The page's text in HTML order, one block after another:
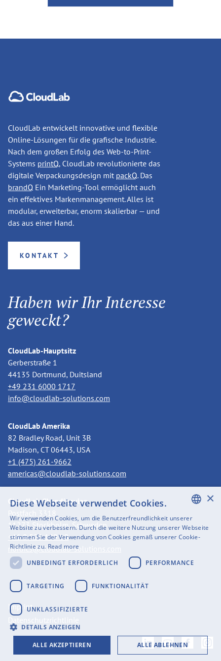
CloudLab entwickelt innovative und flexible
Online-Lösungen für die grafische Industrie.
Nach dem großen Erfolg des Web-to-Print-
Systems printQ, CloudLab revolutionierte das
digitale Verpackungsdesign mit packQ. Das
brandQ Ein Marketing-Tool ermöglicht auch
ein effektives Markenmanagement. Alles ist
modular, erweiterbar, enorm skalierbar — und
das aus einer Hand.
KONTAKT
Haben wir Ihr Interesse
geweckt?
CloudLab-Hauptsitz
Gerberstraße 1
44135 Dortmund, Duitsland
+49 231 6000 1717
info@cloudlab-solutions.com
CloudLab Amerika
82 Bradley Road, Unit 3B
Madison, CT 06443, USA
+1 (475) 261-9662
americas@cloudlab-solutions.com
CloudLab Skandinavien
11273 Stockholm, Schweden
+46 8 525 199 50
nordics@cloudlab-solutions.com
Imprint
ENGLISH
SWEDISH
×
Diese Webseite verwendet Cookies.
Wir verwenden Cookies, um die Benutzerfreundlichkeit unserer
Website zu verbessern. Durch die weitere Nutzung unserer Webseite
stimmen Sie der Verwendung von Cookies gemäß unserer Cookie-
Richtlinie zu. Read more
UNBEDINGT ERFORDERLICH
PERFORMANCE
TARGETING FUNKTIONALITÄT
UNKLASSIFIZIERTE
DETAILS ANZEIGEN
ALLE AKZEPTIEREN ALLE ABLEHNEN